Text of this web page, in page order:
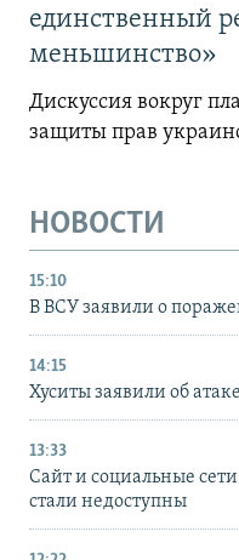
единственный
меньшинство»
Дискуссия вокруг
защиты прав
НОВОСТИ
15:10
В ВСУ заявили о
14:15
Хуситы заявили об
13:33
Сайт и социальные
стали недоступны